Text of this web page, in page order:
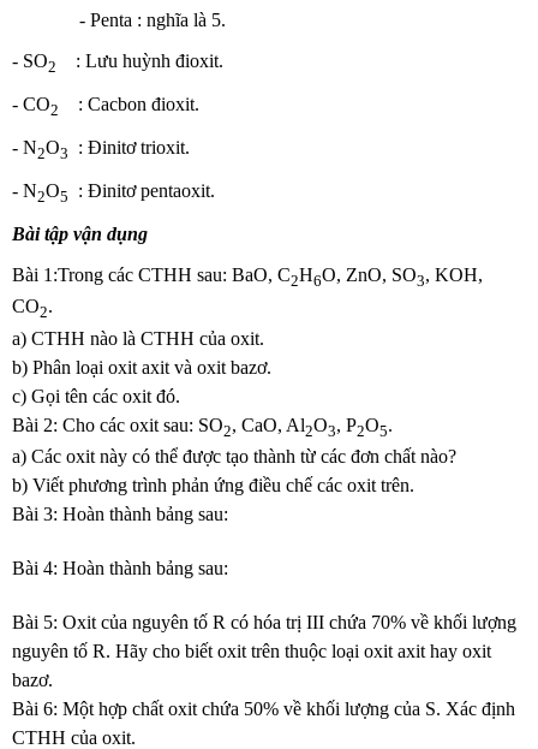
- Penta : nghĩa là 5.
- SO2 : Lưu huỳnh đioxit.
- CO2 : Cacbon đioxit.
- N2O3 : Đinitơ trioxit.
- N2O5 : Đinitơ pentaoxit.
Bài tập vận dụng
Bài 1:Trong các CTHH sau: BaO, C2H6O, ZnO, SO3, KOH,
CO2.
a) CTHH nào là CTHH của oxit.
b) Phân loại oxit axit và oxit bazơ.
c) Gọi tên các oxit đó.
Bài 2: Cho các oxit sau: SO2, CaO, Al2O3, P2O5.
a) Các oxit này có thể được tạo thành từ các đơn chất nào?
b) Viết phương trình phản ứng điều chế các oxit trên.
Bài 3: Hoàn thành bảng sau:
Bài 4: Hoàn thành bảng sau:
Bài 5: Oxit của nguyên tố R có hóa trị III chứa 70% về khối lượng
nguyên tố R. Hãy cho biết oxit trên thuộc loại oxit axit hay oxit
bazơ.
Bài 6: Một hợp chất oxit chứa 50% về khối lượng của S. Xác định
CTHH của oxit.